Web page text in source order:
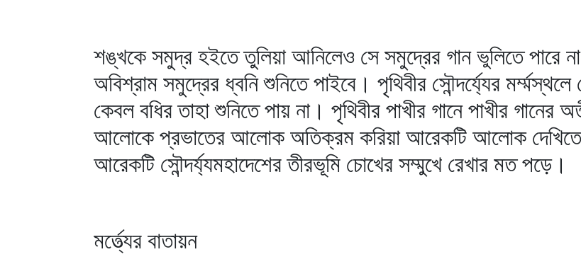
শঙ্খকে সমুদ্র হইতে তুলিয়া আনিলেও সে সমুদ্রের গান ভুলিতে পারে
অবিশ্রাম সমুদ্রের ধ্বনি শুনিতে পাইবে। পৃথিবীর সৌন্দর্য্যের মর্ম্মস্থলে
কেবল বধির তাহা শুনিতে পায় না। পৃথিবীর পাখীর গানে পাখীর
আলোকে প্রভাতের আলোক অতিক্রম করিয়া আরেকটি আলোক দেখিতে
আরেকটি সৌন্দর্য্যমহাদেশের তীরভূমি চোখের সম্মুখে রেখার মত পড়ে।
মর্ত্ত্যের বাতায়ন